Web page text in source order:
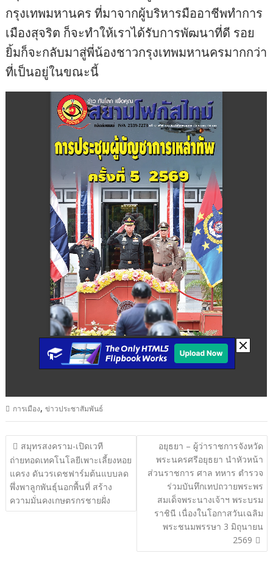
กรุงเทพมหานคร ที่มาจากผู้บริหารมืออาชีพทำการ
เมืองสุจริต ก็จะทำให้เราได้รับการพัฒนาที่ดี รอย
ยิ้มก็จะกลับมาสู่พี่น้องชาวกรุงเทพมหานครมากกว่า
ที่เป็นอยู่ในขณะนี้
การเมือง,ข่าวประชาสัมพันธ์
แนะแนว
เรื่อง
สมุทรสงคราม-เปิดเวที
ถ่ายทอดเทคโนโลยีเพาะเลี้ยงหอย
แครง ดันวรเดชฟาร์มต้นแบบลด
พึ่งพาลูกพันธุ์นอกพื้นที่ สร้าง
ความมั่นคงเกษตรกรชายฝั่ง
อยุธยา – ผู้ว่าราชการจังหวัด
พระนครศรีอยุธยา นำหัวหน้า
ส่วนราชการ ศาล ทหาร ตำรวจ
ร่วมบันทึกเทปถวายพระพร
สมเด็จพระนางเจ้าฯ พระบรม
ราชินี เนื่องในโอกาสวันเฉลิม
พระชนมพรรษา 3 มิถุนายน
2569